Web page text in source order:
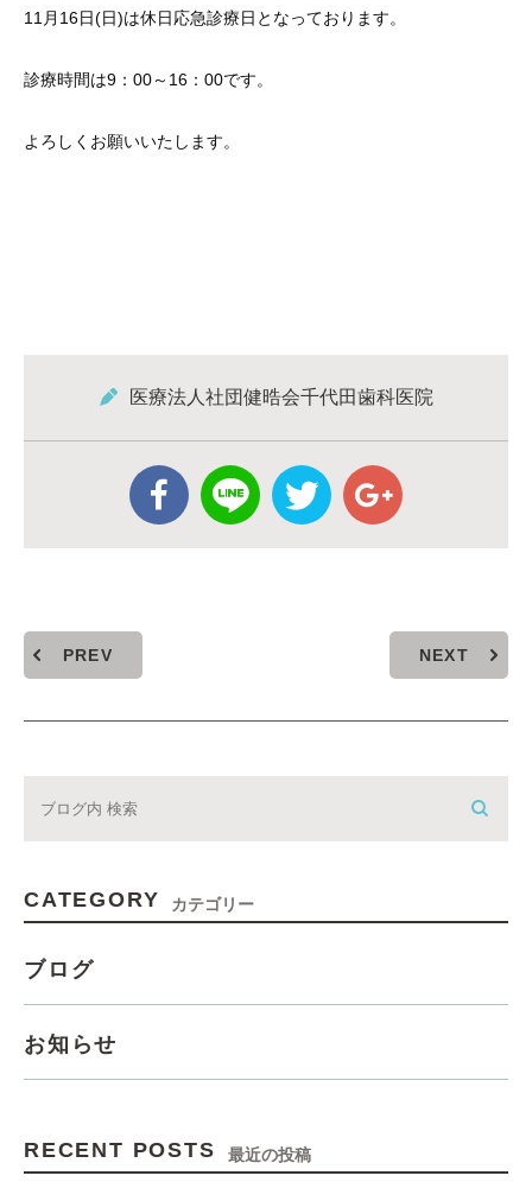
11月16日(日)は休日応急診療日となっております。
診療時間は9：00～16：00です。
よろしくお願いいたします。
医療法人社団健晧会千代田歯科医院
PREV NEXT
CATEGORY カテゴリー
ブログ
お知らせ
RECENT POSTS 最近の投稿